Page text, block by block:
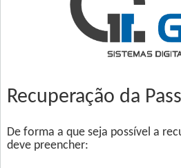
Recuperação da
De forma a que seja possível a
deve preencher: